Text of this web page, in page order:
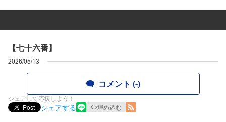
【七十六番】
2026/05/13
コメント (-)
シェアして応援しよう！
Post
シェアする 埋め込む